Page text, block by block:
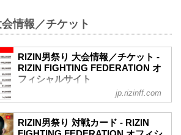
確保のみで、...
情報／チケット
RIZIN男祭り 大会情報／チケット -
RIZIN FIGHTING FEDERATION オ
フィシャルサイト
いた本大会は、以下の通り名称を改めま
す。
jp.rizinff.com
RIZIN男祭り 対戦カード - RIZIN